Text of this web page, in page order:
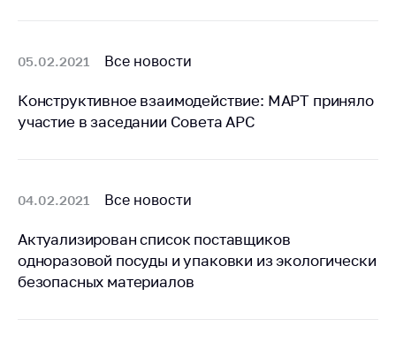
Применение мер
Биржевая торговля
Республике
Беларусь
Защита
персональных
данных
05.02.2021 Все новости
Конструктивное взаимодействие: МАРТ приняло
участие в заседании Совета АРС
04.02.2021 Все новости
Актуализирован список поставщиков
одноразовой посуды и упаковки из экологически
безопасных материалов